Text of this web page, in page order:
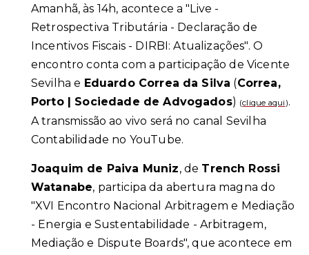
Amanhã, às 14h, acontece a "Live -
Retrospectiva Tributária - Declaração de
Incentivos Fiscais - DIRBI: Atualizações". O
encontro conta com a participação de Vicente
Sevilha e Eduardo Correa da Silva (Correa,
Porto | Sociedade de Advogados) (clique aqui ).
A transmissão ao vivo será no canal Sevilha
Contabilidade no YouTube.
Joaquim de Paiva Muniz, de Trench Rossi
Watanabe, participa da abertura magna do
"XVI Encontro Nacional Arbitragem e Mediação
- Energia e Sustentabilidade - Arbitragem,
Mediação e Dispute Boards", que acontece em